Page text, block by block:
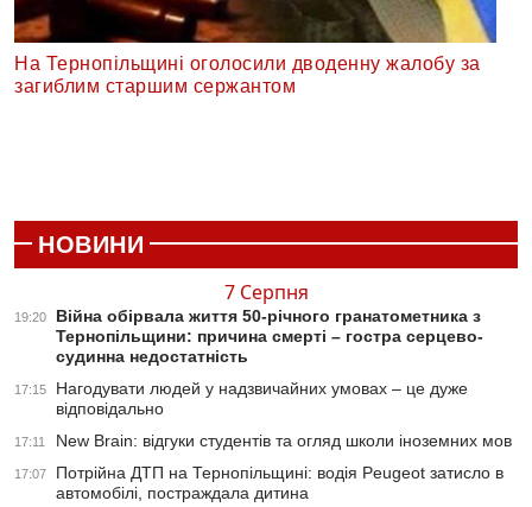
На Тернопільщині оголосили дводенну жалобу за
загиблим старшим сержантом
НОВИНИ
7 Серпня
19:20
Війна обірвала життя 50-річного гранатометника з
Тернопільщини: причина смерті – гостра серцево-
судинна недостатність
17:15
Нагодувати людей у надзвичайних умовах – це дуже
відповідально
17:11 New Brain: відгуки студентів та огляд школи іноземних мов
17:07
Потрійна ДТП на Тернопільщині: водія Peugeot затисло в
автомобілі, постраждала дитина